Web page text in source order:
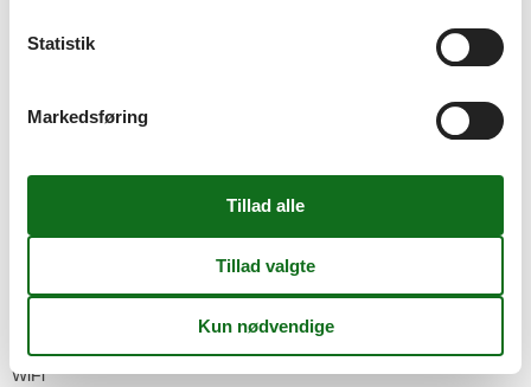
Sengetøj
Spejl
Spil
Spisepladser
Terrasse
Vasketøjsstativ
WiFi
Statistik
Markedsføring